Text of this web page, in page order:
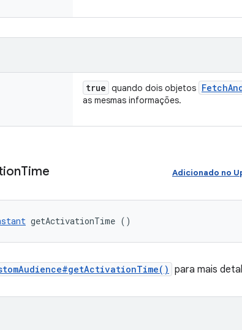
true quando dois objetos Fetch
as mesmas informações.
Time Adicionado no
getActivationTime ()
para mais